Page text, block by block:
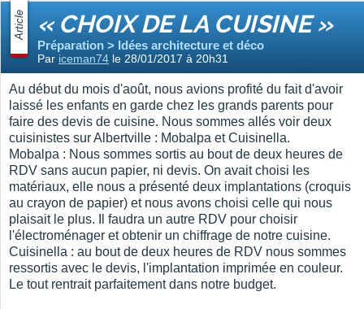
Article « CHOIX DE LA CUISINE »
Préparation > Idées architecture et déco
Par iceman74 le 28/01/2017 à 20h31
Au début du mois d'août, nous avions profité du fait d'avoir
laissé les enfants en garde chez les grands parents pour
faire des devis de cuisine. Nous sommes allés voir deux
cuisinistes sur Albertville : Mobalpa et Cuisinella.
Mobalpa : Nous sommes sortis au bout de deux heures de
RDV sans aucun papier, ni devis. On avait choisi les
matériaux, elle nous a présenté deux implantations (croquis
au crayon de papier) et nous avons choisi celle qui nous
plaisait le plus. Il faudra un autre RDV pour choisir
l'électroménager et obtenir un chiffrage de notre cuisine.
Cuisinella : au bout de deux heures de RDV nous sommes
ressortis avec le devis, l'implantation imprimée en couleur.
Le tout rentrait parfaitement dans notre budget.